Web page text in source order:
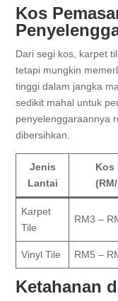
Kos
Dari segi kos, karpet
tetapi mungkin
tinggi dalam jangka
sedikit mahal untuk
penyelenggaraannya
dibersihkan.
Jenis
Lantai
Kos
Karpet
Tile
RM3 –
Vinyl Tile RM5 –
Ketahanan